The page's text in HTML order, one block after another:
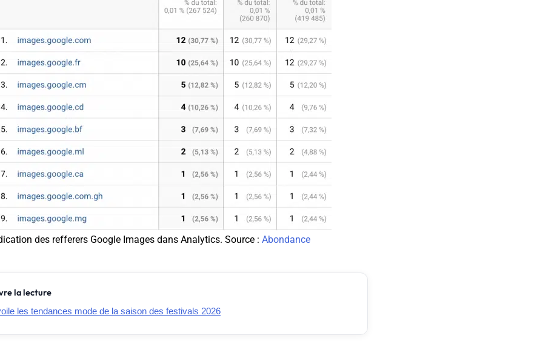
des refferers Google Images dans Analytics. Source : Abondance
la lecture
les tendances mode de la saison des festivals 2026